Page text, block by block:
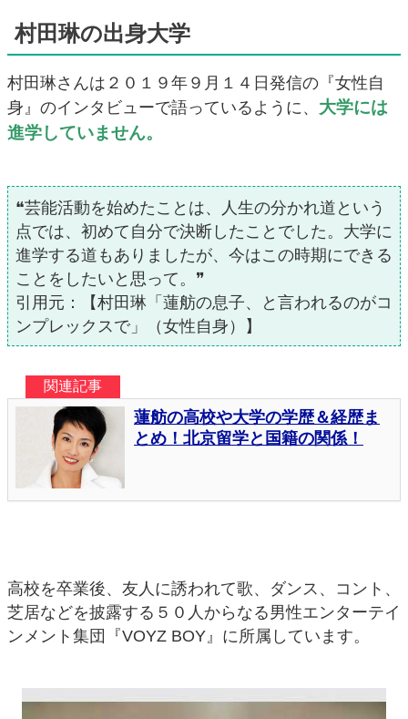
村田琳の出身大学
村田琳さんは２０１９年９月１４日発信の『女性自
身』のインタビューで語っているように、 大学には
進学していません。
❝芸能活動を始めたことは、人生の分かれ道という
点では、初めて自分で決断したことでした。大学に
進学する道もありましたが、今はこの時期にできる
ことをしたいと思って。❞
引用元：【村田琳「蓮舫の息子、と言われるのがコ
ンプレックスで」（女性自身）】
高校を卒業後、友人に誘われて歌、ダンス、コント、
芝居などを披露する５０人からなる男性エンターテイ
ンメント集団『VOYZ BOY』に所属しています。